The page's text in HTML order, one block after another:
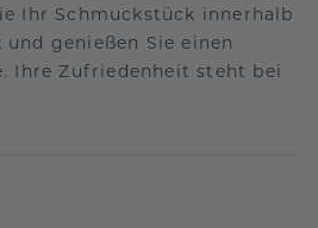
Ihr Schmuckstück innerhalb
genießen Sie einen
Ihre Zufriedenheit steht bei